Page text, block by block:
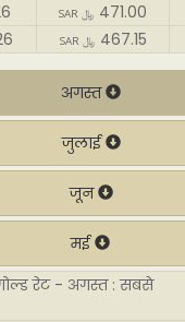
SAR ﷼ 471.00
SAR ﷼ 467.15
अगस्त
जुलाई
जून
मई
रेट - अगस्त : सबसे